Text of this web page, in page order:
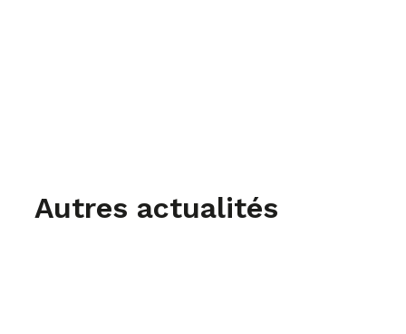
Autres actualités